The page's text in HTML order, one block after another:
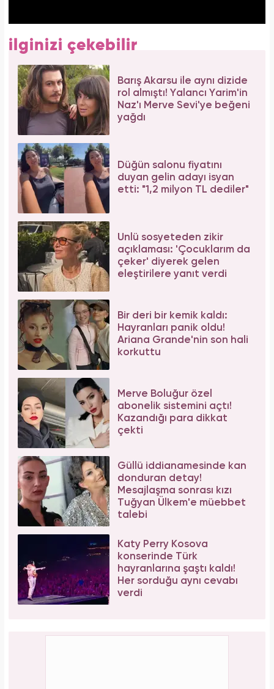
ilginizi çekebilir
Barış Akarsu ile aynı dizide
rol almıştı! Yalancı Yarim'in
Naz'ı Merve Sevi'ye beğeni
yağdı
Düğün salonu fiyatını
duyan gelin adayı isyan
etti: "1,2 milyon TL dediler"
Ünlü sosyeteden zikir
açıklaması: 'Çocuklarım da
çeker' diyerek gelen
eleştirilere yanıt verdi
Bir deri bir kemik kaldı:
Hayranları panik oldu!
Ariana Grande'nin son hali
korkuttu
Merve Boluğur özel
abonelik sistemini açtı!
Kazandığı para dikkat
çekti
Güllü iddianamesinde kan
donduran detay!
Mesajlaşma sonrası kızı
Tuğyan Ülkem'e müebbet
talebi
Katy Perry Kosova
konserinde Türk
hayranlarına şaştı kaldı!
Her sorduğu aynı cevabı
verdi